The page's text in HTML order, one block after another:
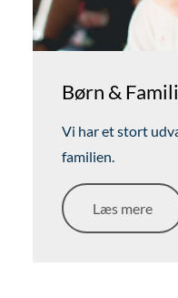
Børn &
Vi har et stort
familien.
Læs mere